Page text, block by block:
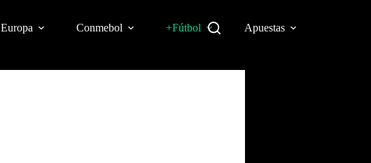
Europa Conmebol +Fútbol Apuestas